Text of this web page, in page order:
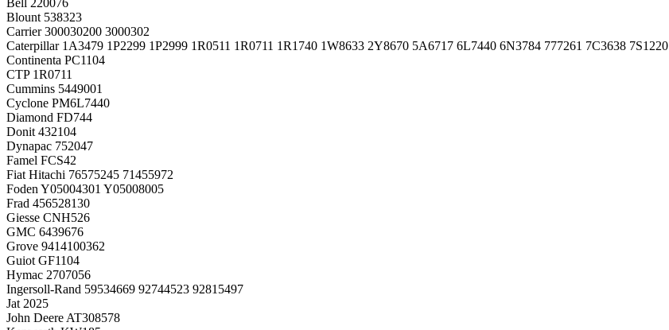
Blount 538323
Carrier 300030200 3000302
Caterpillar 1A3479 1P2299 1P2999 1R0511 1R0711 1R1740 1W8633 2Y8670 5A6717 6L7440 6N3784 777261 7C3638 7S1220
Continenta PC1104
CTP 1R0711
Cummins 5449001
Cyclone PM6L7440
Diamond FD744
Donit 432104
Dynapac 752047
Famel FCS42
Fiat Hitachi 76575245 71455972
Foden Y05004301 Y05008005
Frad 456528130
Giesse CNH526
GMC 6439676
Grove 9414100362
Guiot GF1104
Hymac 2707056
Ingersoll-Rand 59534669 92744523 92815497
Jat 2025
John Deere AT308578